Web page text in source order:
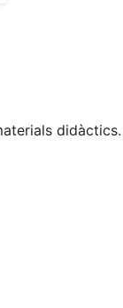
didàctics.